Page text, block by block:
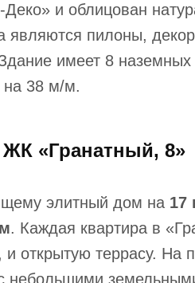
и облицован
являются пилоны,
имеет 8
на 38 м/м.
«Гранатный, 8»
элитный дом на 17
. Каждая квартира в
открытую террасу. На
небольшими